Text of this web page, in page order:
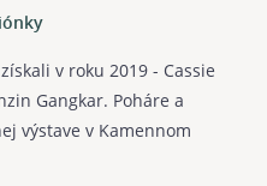
v roku 2019 - Cassie
Gangkar. Poháre a
výstave v Kamennom